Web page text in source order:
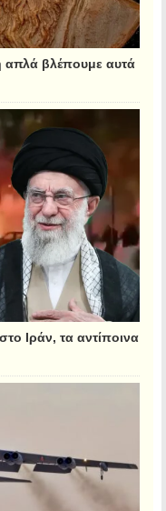
απλά βλέπουμε αυτά
Ιράν, τα αντίποινα